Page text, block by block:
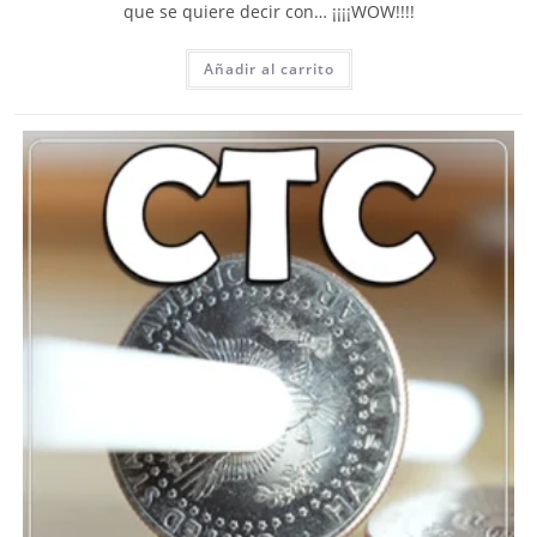
que se quiere decir con… ¡¡¡¡WOW!!!!
Añadir al carrito